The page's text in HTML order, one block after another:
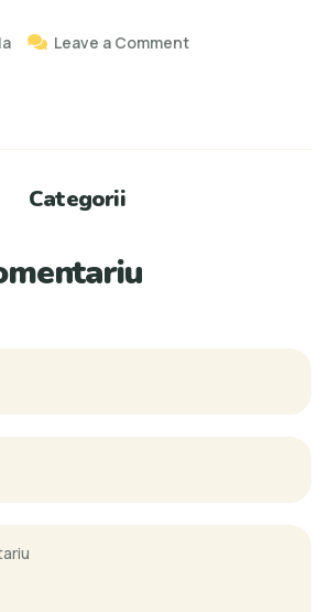
Leave a Comment
Categorii